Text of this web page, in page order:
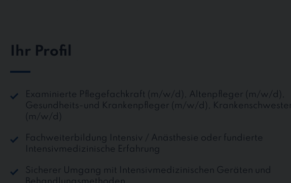
Ihr Profil
Examinierte Pflegefachkraft (m/w/d), Altenpfleger (m/w/d),
Gesundheits-und Krankenpfleger (m/w/d), Krankenschwester
(m/w/d)
Fachweiterbildung Intensiv / Anästhesie oder fundierte
Intensivmedizinische Erfahrung
Sicherer Umgang mit Intensivmedizinischen Geräten und